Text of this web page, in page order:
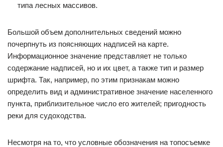
типа лесных массивов.
Большой объем дополнительных сведений можно
почерпнуть из поясняющих надписей на карте.
Информационное значение представляет не только
содержание надписей, но и их цвет, а также тип и размер
шрифта. Так, например, по этим признакам можно
определить вид и административное значение населенного
пункта, приблизительное число его жителей; пригодность
реки для судоходства.
Несмотря на то, что условные обозначения на топосъемке